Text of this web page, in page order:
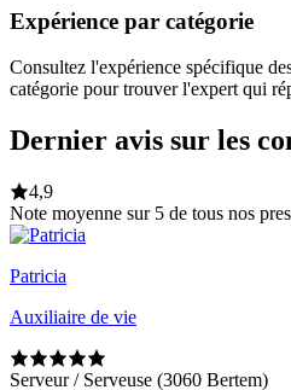
Expérience par catégorie
Consultez l'expérience spécifique
catégorie pour trouver l'expert qui
Dernier avis sur les
4,9
Note moyenne sur 5 de tous nos
Patricia
Auxiliaire de vie
Serveur / Serveuse (3060 Bertem)